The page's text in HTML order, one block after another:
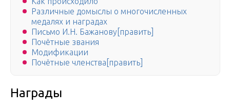
Различные домыслы о многочисленных
медалях и наградах
Письмо И.Н. Бажанову[править]
Почётные звания
Модификации
Почётные членства[править]
Награды